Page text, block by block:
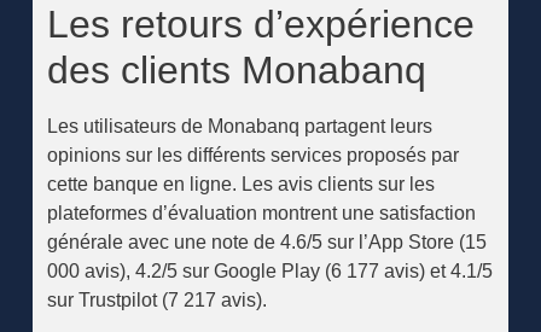
Les retours d’expérience
des clients Monabanq
Les utilisateurs de Monabanq partagent leurs
opinions sur les différents services proposés par
cette banque en ligne. Les avis clients sur les
plateformes d’évaluation montrent une satisfaction
générale avec une note de 4.6/5 sur l’App Store (15
000 avis), 4.2/5 sur Google Play (6 177 avis) et 4.1/5
sur Trustpilot (7 217 avis).